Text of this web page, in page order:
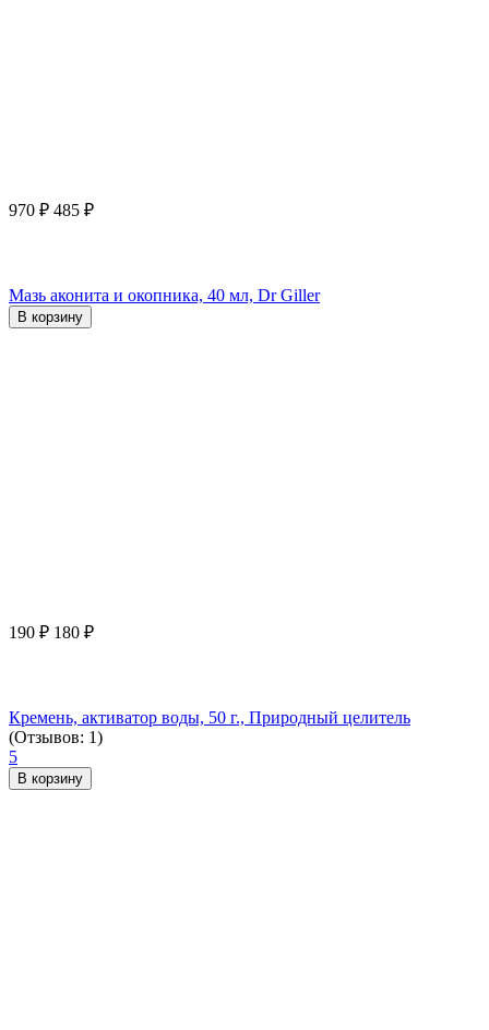
970 ₽ 485 ₽
Мазь аконита и окопника, 40 мл, Dr Giller
В корзину
190 ₽ 180 ₽
Кремень, активатор воды, 50 г., Природный целитель
(Отзывов: 1)
5
В корзину